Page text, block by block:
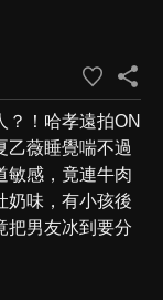
？！哈孝遠拍ON
乙薇睡覺喘不過
敏感，竟連牛肉
奶味，有小孩後
把男友冰到要分